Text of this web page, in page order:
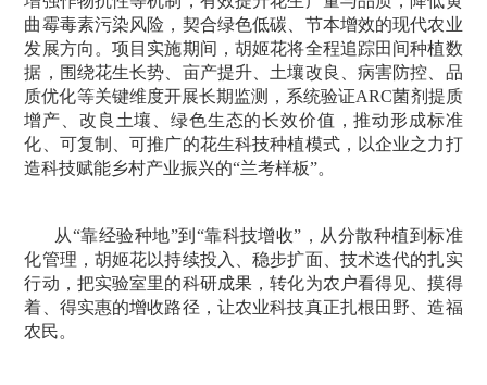
曲霉毒素污染风险，契合绿色低碳、节本增效的现代农业
发展方向。项目实施期间，胡姬花将全程追踪田间种植数
据，围绕花生长势、亩产提升、土壤改良、病害防控、品
质优化等关键维度开展长期监测，系统验证ARC菌剂提质
增产、改良土壤、绿色生态的长效价值，推动形成标准
化、可复制、可推广的花生科技种植模式，以企业之力打
造科技赋能乡村产业振兴的“兰考样板”。
从“靠经验种地”到“靠科技增收”，从分散种植到标准
化管理，胡姬花以持续投入、稳步扩面、技术迭代的扎实
行动，把实验室里的科研成果，转化为农户看得见、摸得
着、得实惠的增收路径，让农业科技真正扎根田野、造福
农民。